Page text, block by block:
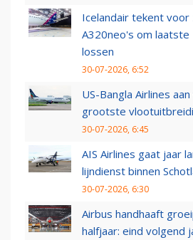
Icelandair tekent
A320neo's om
lossen
30-07-2026, 6:52
US-Bangla Airlines
grootste
30-07-2026, 6:45
AIS Airlines gaat jaar
lijndienst binnen
30-07-2026, 6:30
Airbus handhaaft
halfjaar: eind volgend